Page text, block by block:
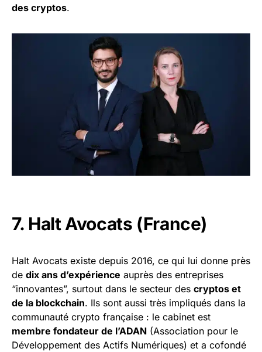
des cryptos.
7. Halt Avocats (France)
Halt Avocats existe depuis 2016, ce qui lui donne près
de dix ans d’expérience auprès des entreprises
“innovantes”, surtout dans le secteur des cryptos et
de la blockchain. Ils sont aussi très impliqués dans la
communauté crypto française : le cabinet est
membre fondateur de l’ADAN (Association pour le
Développement des Actifs Numériques) et a cofondé